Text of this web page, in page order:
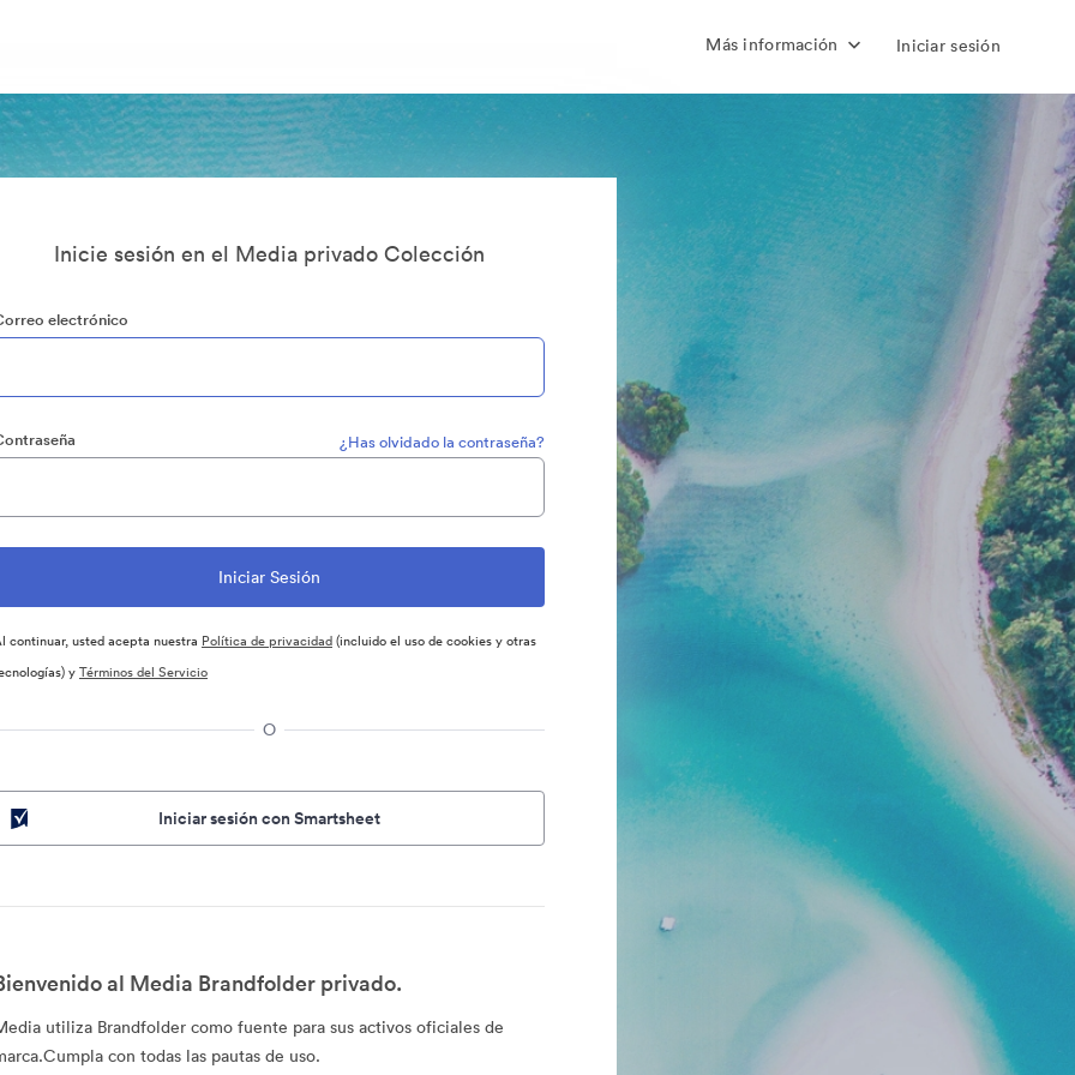
Más información Iniciar sesión
Inicie sesión en el Media privado Colección
electrónico
¿Has olvidado la contraseña?
continuar, usted acepta nuestra Política de privacidad(incluido el uso de cookies y otras
yTérminos del Servicio
O
Iniciar sesión con Smartsheet
al Media Brandfolder privado.
utiliza Brandfolder como fuente para sus activos oficiales de
con todas las pautas de uso.